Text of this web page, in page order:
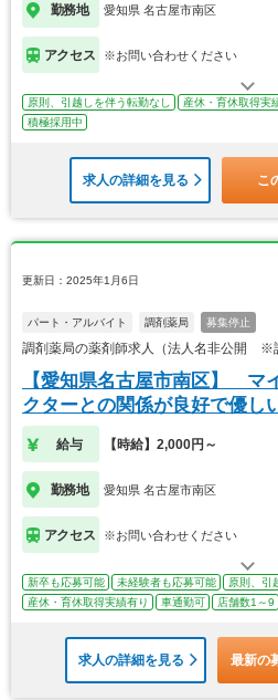
勤務地 愛知県 名古屋市南区
アクセス ※お問い合わせください
原則、引越しを伴う転勤なし 産休・育休取得実
積極採用中
求人の詳細を見る こ
更新日：2025年1月6日
パート・アルバイト 調剤薬局 募集停止
調剤薬局の薬剤師求人（法人名非公開 ※
【愛知県名古屋市南区】 マ
クターとの関係が良好で優し
給与 【時給】2,000円～
勤務地 愛知県 名古屋市南区
アクセス ※お問い合わせください
新卒も応募可能 未経験者も応募可能 原則、引
産休・育休取得実績有り
車通勤可 店舗数1～9
求人の詳細を見る 最新の